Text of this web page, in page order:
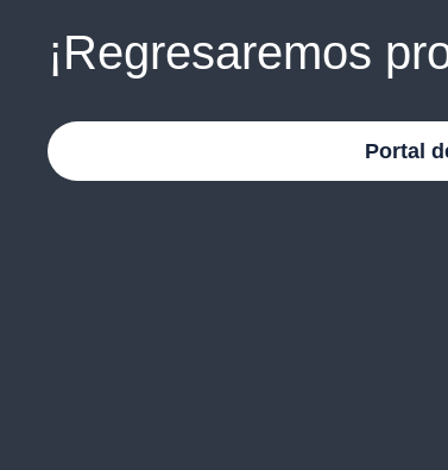
¡Regresaremos
Portal